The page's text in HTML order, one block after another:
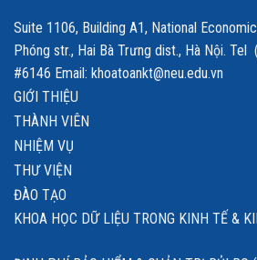
Suite 1106, Building A1, National
Phóng str., Hai Bà Trưng dist., Hà Nội.
#6146 Email: khoatoankt@neu.edu.vn
GIỚI THIỆU
THÀNH VIÊN
NHIỆM VỤ
THƯ VIỆN
ĐÀO TẠO
KHOA HỌC DỮ LIỆU TRONG KINH TẾ &